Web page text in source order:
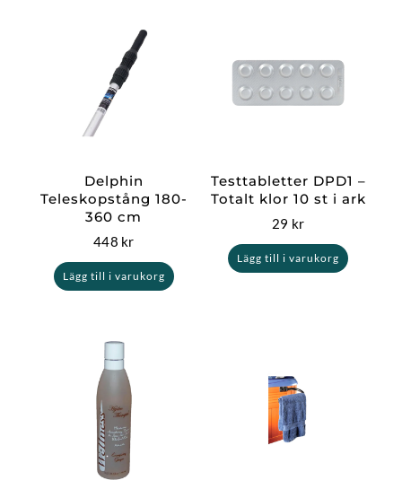
Delphin
Teleskopstång 180-
360 cm
448 kr
Lägg till i varukorg
Testtabletter DPD1 –
Totalt klor 10 st i ark
29 kr
Lägg till i varukorg